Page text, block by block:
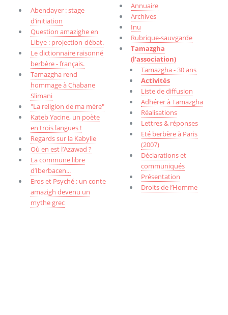
Abendayer : stage
d’initiation
Question amazighe en
Libye : projection-débat.
Le dictionnaire raisonné
berbère - français.
Tamazgha rend
hommage à Chabane
Slimani
"La religion de ma mère"
Kateb Yacine, un poète
en trois langues !
Regards sur la Kabylie
Où en est l’Azawad ?
La commune libre
d’Iberbacen...
Eros et Psyché : un conte
amazigh devenu un
mythe grec
Annuaire
Archives
Inu
Rubrique-sauvgarde
Tamazgha
(l’association)
Tamazgha - 30 ans
Activités
Liste de diffusion
Adhérer à Tamazgha
Réalisations
Lettres & réponses
Eté berbère à Paris
(2007)
Déclarations et
communiqués
Présentation
Droits de l’Homme